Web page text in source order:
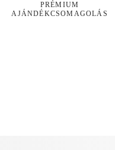
PRÉMIUM
AJÁNDÉKCSOMAGOLÁS